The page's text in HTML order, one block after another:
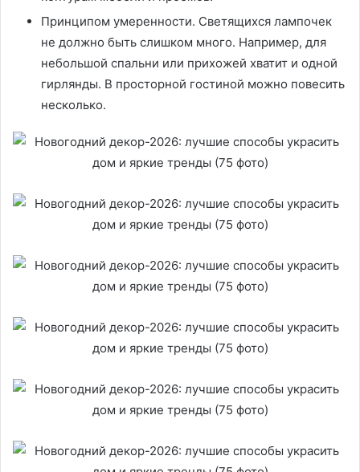
Принципом умеренности. Светящихся лампочек
не должно быть слишком много. Например, для
небольшой спальни или прихожей хватит и одной
гирлянды. В просторной гостиной можно повесить
несколько.